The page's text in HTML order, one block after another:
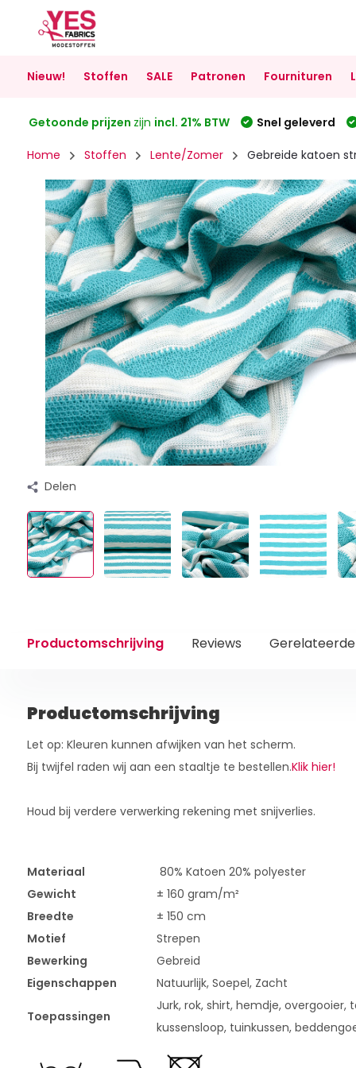
Nieuw! Stoffen SALE Patronen Fournituren
Getoonde prijzen zijn incl. 21% BTW Snel geleverd
Home Stoffen Lente/Zomer Gebreide katoen
Delen
Productomschrijving Reviews
Productomschrijving
Let op: Kleuren kunnen afwijken van het scherm.
Bij twijfel raden wij aan een staaltje te bestellen.Klik hier!
Houd bij verdere verwerking rekening met snijverlies.
Materiaal
80% Katoen 20% polyester
Gewicht
± 160 gram/m²
Breedte
± 150 cm
Motief
Strepen
Bewerking
Gebreid
Eigenschappen
Natuurlijk, Soepel, Zacht
Toepassingen
Jurk, rok, shirt, hemdje, overgooier,
kussensloop, tuinkussen,